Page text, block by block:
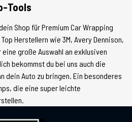
Tools
Shop für Premium Car Wrapping
Herstellern wie 3M, Avery Dennison,
große Auswahl an exklusiven
bekommst du bei uns auch die
dein Auto zu bringen. Ein besonderes
die eine super leichte